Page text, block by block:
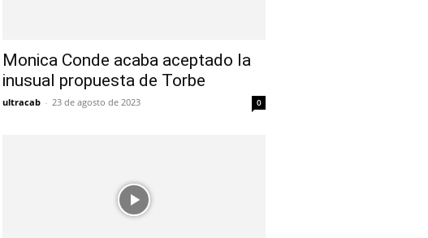
Monica Conde acaba aceptado la
inusual propuesta de Torbe
ultracab - 23 de agosto de 2023 0